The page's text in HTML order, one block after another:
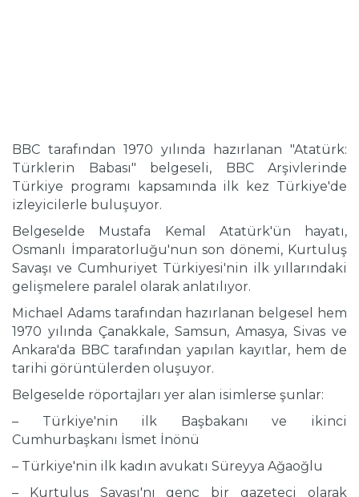
BBC tarafından 1970 yılında hazırlanan "Atatürk:
Türklerin Babası" belgeseli, BBC Arşivlerinde
Türkiye programı kapsamında ilk kez Türkiye'de
izleyicilerle buluşuyor.
Belgeselde Mustafa Kemal Atatürk'ün hayatı,
Osmanlı İmparatorluğu'nun son dönemi, Kurtuluş
Savaşı ve Cumhuriyet Türkiyesi'nin ilk yıllarındaki
gelişmelere paralel olarak anlatılıyor.
Michael Adams tarafından hazırlanan belgesel hem
1970 yılında Çanakkale, Samsun, Amasya, Sivas ve
Ankara'da BBC tarafından yapılan kayıtlar, hem de
tarihi görüntülerden oluşuyor.
Belgeselde röportajları yer alan isimlerse şunlar:
– Türkiye'nin ilk Başbakanı ve ikinci
Cumhurbaşkanı İsmet İnönü
– Türkiye'nin ilk kadın avukatı Süreyya Ağaoğlu
– Kurtuluş Savaşı'nı genç bir gazeteci olarak